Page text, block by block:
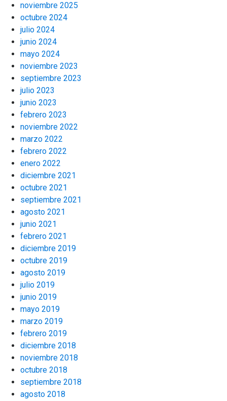
noviembre 2025
octubre 2024
julio 2024
junio 2024
mayo 2024
noviembre 2023
septiembre 2023
julio 2023
junio 2023
febrero 2023
noviembre 2022
marzo 2022
febrero 2022
enero 2022
diciembre 2021
octubre 2021
septiembre 2021
agosto 2021
junio 2021
febrero 2021
diciembre 2019
octubre 2019
agosto 2019
julio 2019
junio 2019
mayo 2019
marzo 2019
febrero 2019
diciembre 2018
noviembre 2018
octubre 2018
septiembre 2018
agosto 2018